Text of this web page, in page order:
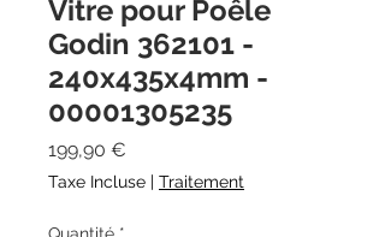
Vitre pour Poêle
Godin 362101 -
240x435x4mm -
00001305235
199,90 €
Taxe Incluse | Traitement